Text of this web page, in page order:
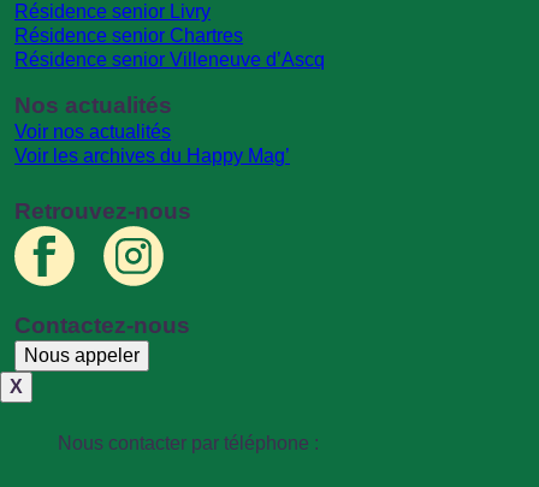
Résidence senior Livry
Résidence senior Chartres
Résidence senior Villeneuve d’Ascq
Nos actualités
Voir nos actualités
Voir les archives du Happy Mag’
Retrouvez-nous
Contactez-nous
Nous appeler
X
Nous contacter par téléphone :